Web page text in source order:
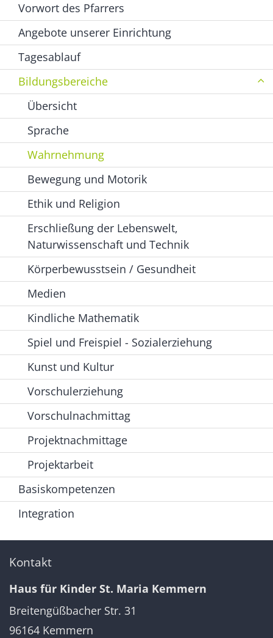
Vorwort des Pfarrers
Angebote unserer Einrichtung
Tagesablauf
Bildungsbereiche
Übersicht
Sprache
Wahrnehmung
Bewegung und Motorik
Ethik und Religion
Erschließung der Lebenswelt,
Naturwissenschaft und Technik
Körperbewusstsein / Gesundheit
Medien
Kindliche Mathematik
Spiel und Freispiel - Sozialerziehung
Kunst und Kultur
Vorschulerziehung
Vorschulnachmittag
Projektnachmittage
Projektarbeit
Basiskompetenzen
Integration
Kontakt
Haus für Kinder St. Maria Kemmern
Breitengüßbacher Str. 31
96164 Kemmern